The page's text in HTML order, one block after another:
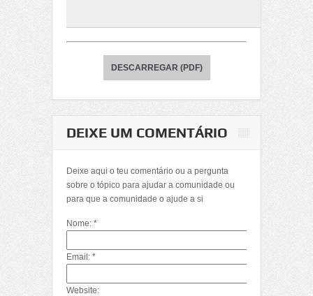
DESCARREGAR (PDF)
DEIXE UM COMENTÁRIO
Deixe aqui o teu comentário ou a pergunta
sobre o tópico para ajudar a comunidade ou
para que a comunidade o ajude a si
Nome: *
Email: *
Website: